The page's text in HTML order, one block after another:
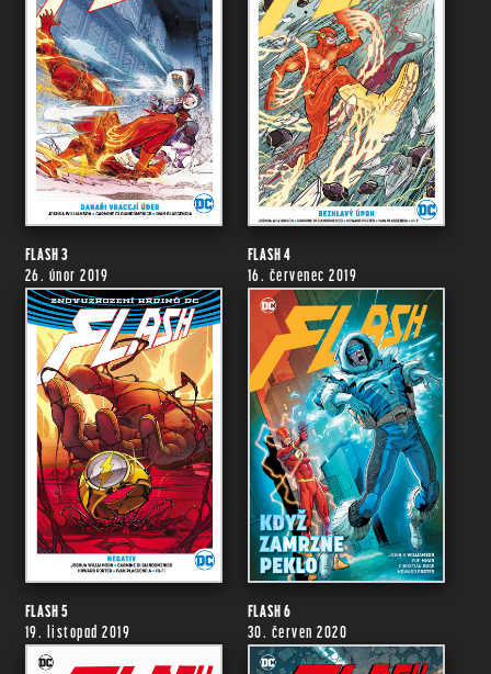
FLASH 3
26. únor 2019
FLASH 4
16. červenec 2019
FLASH 5
19. listopad 2019
FLASH 6
30. červen 2020